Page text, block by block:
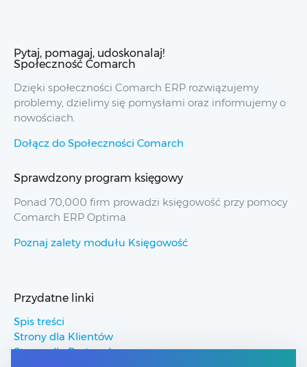
Pytaj, pomagaj, udoskonalaj!
Społeczność Comarch
Dzięki społeczności Comarch ERP rozwiązujemy
problemy, dzielimy się pomysłami oraz informujemy o
nowościach.
Dołącz do Społeczności Comarch
Sprawdzony program księgowy
Ponad 70,000 firm prowadzi księgowość przy pomocy
Comarch ERP Optima
Poznaj zalety modułu Księgowość
Przydatne linki
Spis treści
Strony dla Klientów
Strony dla Partnerów